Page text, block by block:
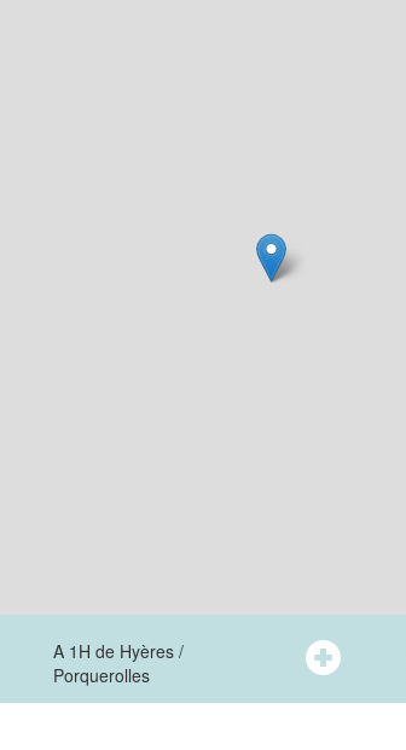
A 1H de Hyères /
Porquerolles